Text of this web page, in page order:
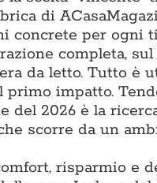
di
concrete per ogni
completa, sul
da letto. Tutto è
primo impatto.
del 2026 è la
scorre da un
risparmio e